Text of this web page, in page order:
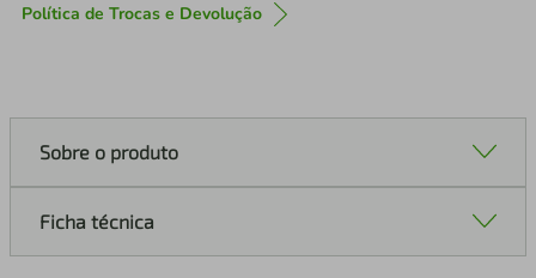
Política de Trocas e Devolução
Sobre o produto
Ficha técnica